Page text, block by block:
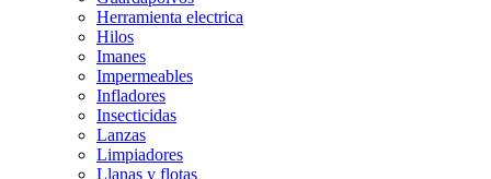
Herramienta electrica
Hilos
Imanes
Impermeables
Infladores
Insecticidas
Lanzas
Limpiadores
Llanas y flotas